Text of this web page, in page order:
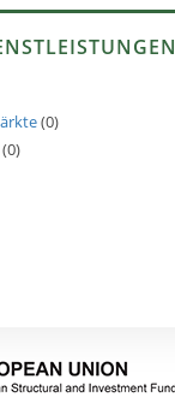
(0)
(0)